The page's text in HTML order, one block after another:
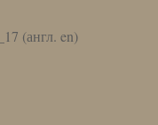
(англ. en)